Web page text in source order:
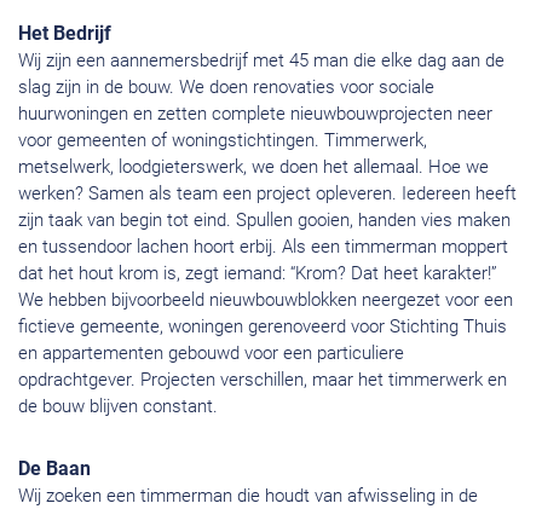
Het Bedrijf
Wij zijn een aannemersbedrijf met 45 man die elke dag aan de
slag zijn in de bouw. We doen renovaties voor sociale
huurwoningen en zetten complete nieuwbouwprojecten neer
voor gemeenten of woningstichtingen. Timmerwerk,
metselwerk, loodgieterswerk, we doen het allemaal. Hoe we
werken? Samen als team een project opleveren. Iedereen heeft
zijn taak van begin tot eind. Spullen gooien, handen vies maken
en tussendoor lachen hoort erbij. Als een timmerman moppert
dat het hout krom is, zegt iemand: “Krom? Dat heet karakter!”
We hebben bijvoorbeeld nieuwbouwblokken neergezet voor een
fictieve gemeente, woningen gerenoveerd voor Stichting Thuis
en appartementen gebouwd voor een particuliere
opdrachtgever. Projecten verschillen, maar het timmerwerk en
de bouw blijven constant.
De Baan
Wij zoeken een timmerman die houdt van afwisseling in de